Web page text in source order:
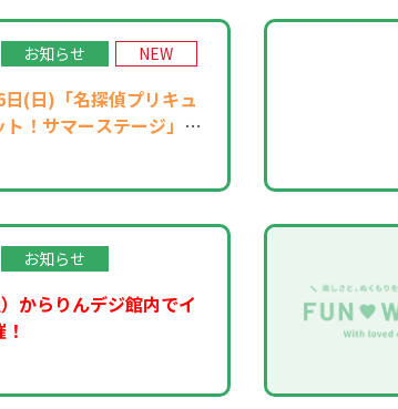
お知らせ NEW
(日)「名探偵プリキュ
ト！サマーステージ」開
お知らせ
からりんデジ館内でイ